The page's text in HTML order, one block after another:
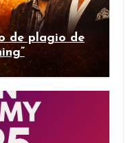
de plagio de